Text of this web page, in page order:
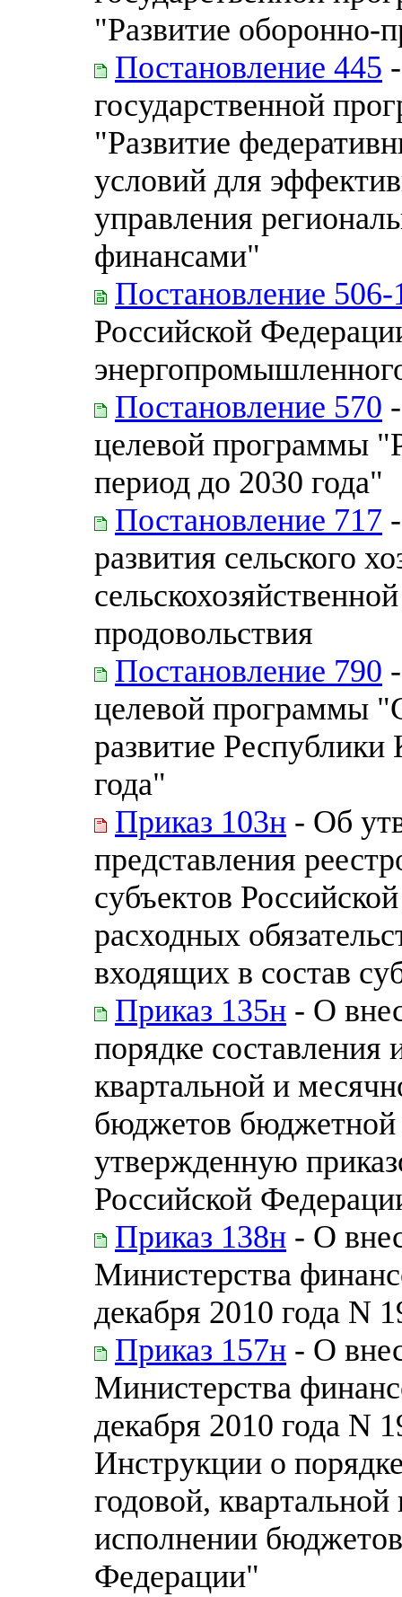
"Развитие оборонно-
Постановление 445
государственной
"Развитие
условий для
управления
финансами"
Постановление 506-
Российской
Постановление 570
целевой программы
период до 2030 года"
Постановление 717
развития сельского
продовольствия
Постановление 790
целевой программы
развитие
года"
Приказ 103н - Об
представления
субъектов
расходных
входящих в состав
Приказ 135н - О
порядке составления
квартальной и
бюджетов бюджетной
утвержденную
Российской
Приказ 138н - О
Министерства
декабря 2010 года N
Приказ 157н - О
Министерства
декабря 2010 года N
Инструкции о
годовой,
исполнении
Федерации"